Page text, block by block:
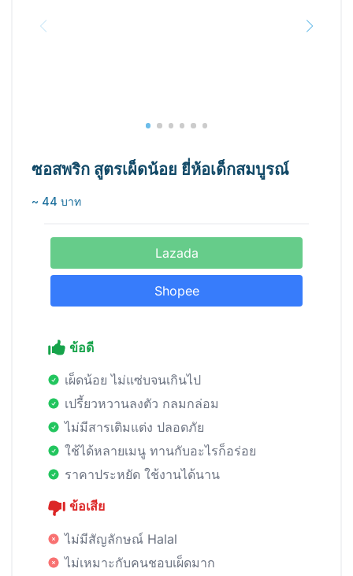
ซอสพริก สูตรเผ็ดน้อย ยี่ห้อเด็กสมบูรณ์
~ 44 บาท
Lazada
Shopee
ข้อดี
เผ็ดน้อย ไม่แซ่บจนเกินไป
เปรี้ยวหวานลงตัว กลมกล่อม
ไม่มีสารเติมแต่ง ปลอดภัย
ใช้ได้หลายเมนู ทานกับอะไรก็อร่อย
ราคาประหยัด ใช้งานได้นาน
ข้อเสีย
ไม่มีสัญลักษณ์ Halal
ไม่เหมาะกับคนชอบเผ็ดมาก